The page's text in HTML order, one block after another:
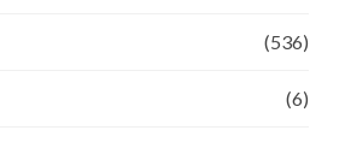
(536)
(6)